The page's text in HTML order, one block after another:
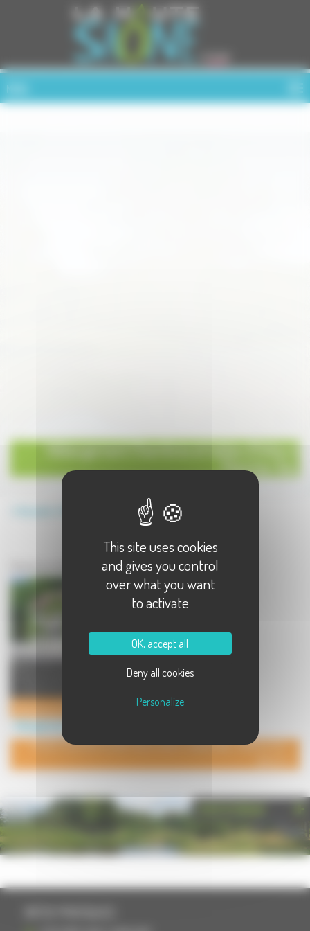
Hébergement Chambres et tables d'hôtes à
Plancher Bas
Chambres et tables d'hôtes
Hébergement à Plancher Bas
Chambres et tables d'hôtes à Plancher Bas - 1 résultat(s)
Maison de caractère du XIX ème à
l'entrée du Bourg, avec terrain clos
jouxtant la forêt (s ...
Chambres d'hôtes
POUR AJOUTER VOTRE PAGE DANS L'ANNUAIRE, CONTACTEZ-
NOUS
Cookies management panel
This site uses cookies
and gives you control
over what you want
to activate
OK, accept all
Deny all cookies
Personalize